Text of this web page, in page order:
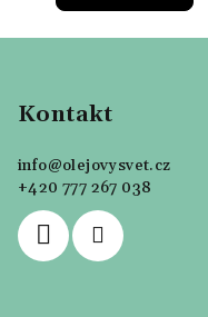
Kontakt
info@olejovysvet.cz
+420 777 267 038